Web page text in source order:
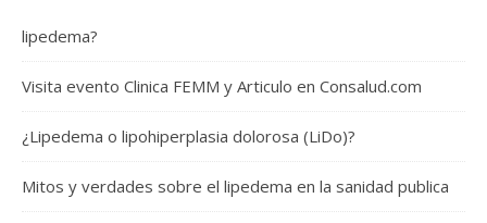
lipedema?
Visita evento Clinica FEMM y Articulo en Consalud.com
¿Lipedema o lipohiperplasia dolorosa (LiDo)?
Mitos y verdades sobre el lipedema en la sanidad publica